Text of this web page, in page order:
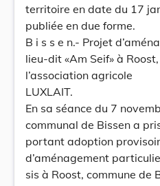
territoire en date du 17
publiée en due forme.
B i s s e n.- Projet
lieu-dit «Am Seif» à
l’association agricole
LUXLAIT.
En sa séance du 7
communal de Bissen a
portant adoption
d’aménagement
sis à Roost, commune de